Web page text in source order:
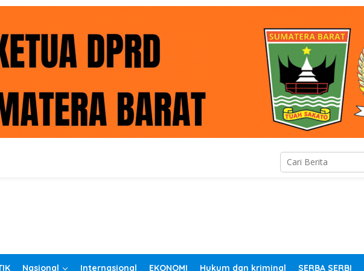
Nasional Internasional EKONOMI Hukum dan kriminal SERBA SERBI